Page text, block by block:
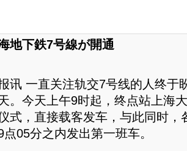
地下鉄7号線が開通
讯 一直关注轨交7号线的人终于
。今天上午9时起，终点站上海
式，直接载客发车，与此同时，
点05分之内发出第一班车。